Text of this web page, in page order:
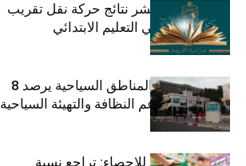
وزارة التربية تنشر نتائج حركة نقل تقريب
الأزواج لمدرّسي التعليم الابتدائي
صندوق حماية المناطق السياحية يرصد 8
مليون دينار لدعم النظافة والتهيئة السياحية
المعهد الوطني للإحصاء: تراجع نسبة